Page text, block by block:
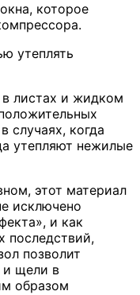
которое
утеплять
листах и жидком
случаях, когда
утепляют нежилые
этот материал
исключено
и как
последствий,
позволит
и щели в
образом